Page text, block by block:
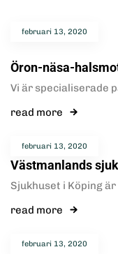
februari 13, 2020
Öron-näsa-
Vi är specialiserade
read more
februari 13, 2020
Västmanlands
Sjukhuset i Köping
read more
februari 13, 2020